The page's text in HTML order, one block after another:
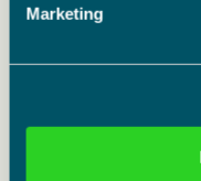
Marketing
Literatura
Presentación del
Francisco Calzado